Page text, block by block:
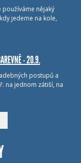
používáme nějaký
jedeme na kole,
- 20.9.
postupů a
na jednom zátiší, na